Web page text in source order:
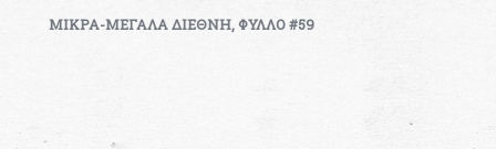
ΜΙΚΡΑ-ΜΕΓΑΛΑ ΔΙΕΘΝΗ,ΦΥΛΛΟ #59